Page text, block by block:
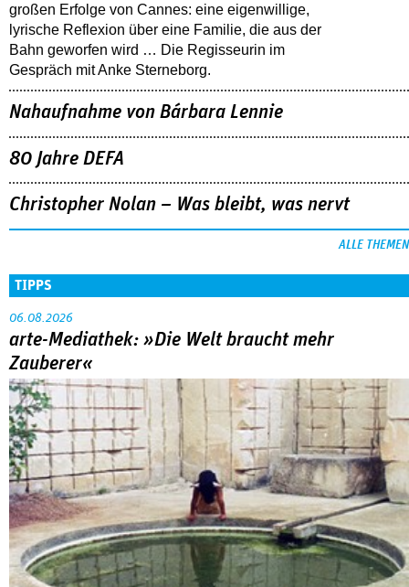
großen Erfolge von Cannes: eine eigenwillige,
lyrische Reflexion über eine ­Familie, die aus der
Bahn geworfen wird … Die Regisseurin im
Gespräch mit Anke Sterneborg.
Nahaufnahme von Bárbara Lennie
80 Jahre DEFA
Christopher Nolan – Was bleibt, was nervt
ALLE THEMEN
TIPPS
06.08.2026
arte-Mediathek: »Die Welt braucht mehr
Zauberer«